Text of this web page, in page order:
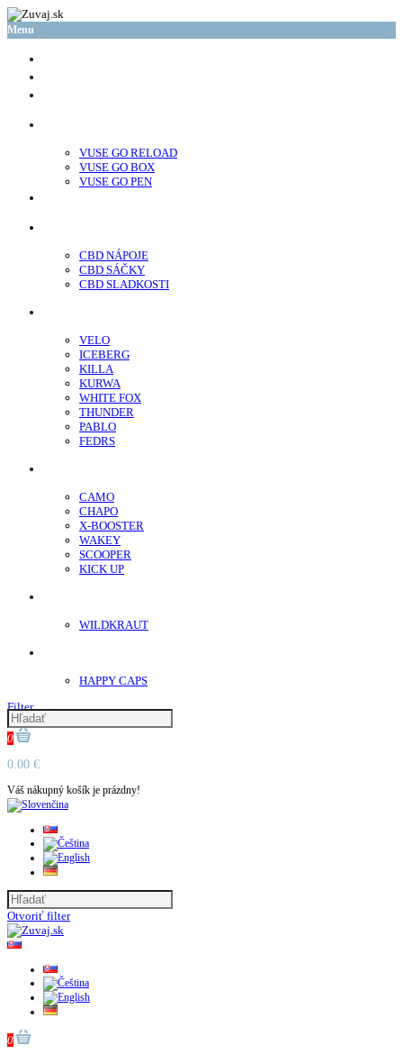
Menu
VUSE GO RELOAD
VUSE GO BOX
VUSE GO PEN
CBD NÁPOJE
CBD SÁČKY
CBD SLADKOSTI
VELO
ICEBERG
KILLA
KURWA
WHITE FOX
THUNDER
PABLO
FEDRS
CAMO
CHAPO
X-BOOSTER
WAKEY
SCOOPER
KICK UP
WILDKRAUT
HAPPY CAPS
Filter
0
0.00 €
Váš nákupný košík je prázdny!
Otvoriť filter
0